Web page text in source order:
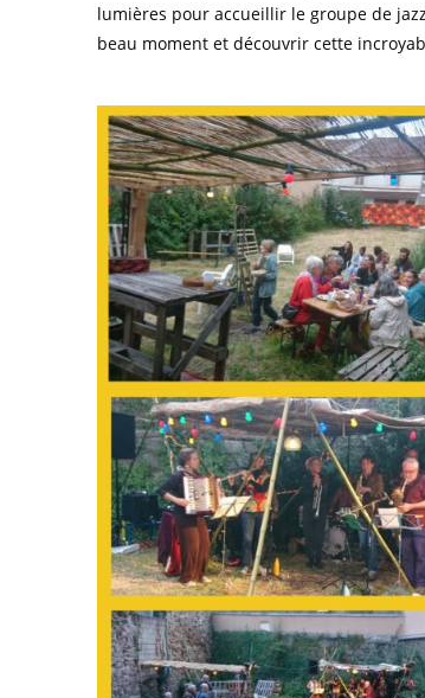
lumières pour accueillir le groupe de
beau moment et découvrir cette